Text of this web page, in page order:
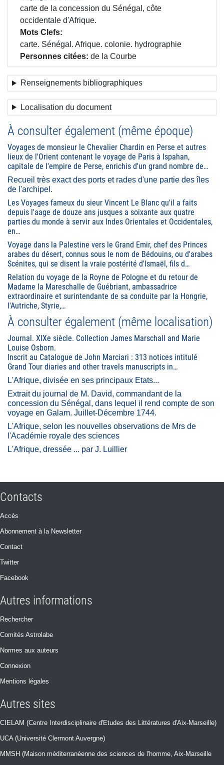
carte de la concession du Sénégal, côte
occidentale d'Afrique.
Mots Clefs
carte. Sénégal. Afrique. colonie. hydrographie
Personnes citées de la Courbe
Renseignements bibliographiques
Localisation du document
À consulter également (même époque)
Voyages de monsieur le Chevalier Chardin en Perse et autres
lieux de l'Orient contenant le voyage de Paris à Ispahan,
capitale de l'empire de Perse, enrichis d'un grand nombre de…
Recueil très exact des ports et rades d'une partie des îles
de l'archipel.
Les Voyages fameux du sieur Vincent Le Blanc qu'il a faits
depuis l'aage de douze ans jusques a soixante aux quatre
parties du monde à servir aux Indes Orientales et Occidentales,
en…
Voyage dans la Palestine vers le Grand Emir, chef des Princes
arabes du désert, connus sous le nom de Bédouins, ou d'arabes
Scénites, qui se disent la vraie postérité d'Ismaël, fils d…
Relation du voyage de la Royne de Pologne et du retour de
Madame la Mareschalle de Guébriant, ambassadrice
extraordinaire et surintendante de sa conduite par la Hongrie,
l'Autriche, Styrie,…
À consulter également (même localisation)
Journal. XIXe siècle. Collection James Marschall and Marie
Louise Osborn.
Inscrit au Catalogue de John Marciari : 313 notices intitulé
Grand Tour diaries and other travels manuscripts in…
L'Afrique, divisée en ses principaux Etats...
Extrait du journal de M. David, commandant de la
concession du Sénégal, dans lequel il rend compte de son
voyage en Galam. Juillet-Décembre 1744.
L'Afrique, selon les nouvelles observations de Mrs de
l'Académie royale des sciences
L'Afrique, dressée ... par J. Luillier
Contacts
Accès
Abonnement à la Newsletter
Contact
Twitter
Facebook
Autres informations
Rechercher
Comités Astrolabe
Normes aux auteurs
Connexion
Mentions légales
Autres sites
CIELAM (Centre Interdisciplinaire d'Etudes des Littératures d'Aix-Marseille)
UCA (Université Clermont Auvergne)
MMSH (Maison méditerranéenne des sciences de l'homme, Aix-Marseille